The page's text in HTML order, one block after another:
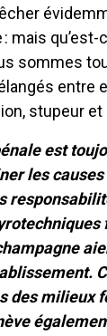
mais qu’est-
sommes
entre
stupeur et
est
les
des milieux